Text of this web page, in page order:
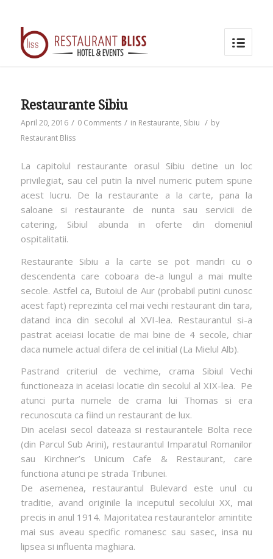
Restaurante Sibiu
April 20, 2016 / 0 Comments / in Restaurante, Sibiu / by
Restaurant Bliss
La capitolul restaurante orasul Sibiu detine un loc
privilegiat, sau cel putin la nivel numeric putem spune
acest lucru. De la restaurante a la carte, pana la
saloane si restaurante de nunta sau servicii de
catering, Sibiul abunda in oferte din domeniul
ospitalitatii.
Restaurante Sibiu a la carte se pot mandri cu o
descendenta care coboara de-a lungul a mai multe
secole. Astfel ca, Butoiul de Aur (probabil putini cunosc
acest fapt) reprezinta cel mai vechi restaurant din tara,
datand inca din secolul al XVI-lea. Restaurantul si-a
pastrat aceiasi locatie de mai bine de 4 secole, chiar
daca numele actual difera de cel initial (La Mielul Alb).
Pastrand criteriul de vechime, crama Sibiul Vechi
functioneaza in aceiasi locatie din secolul al XIX-lea. Pe
atunci purta numele de crama lui Thomas si era
recunoscuta ca fiind un restaurant de lux.
Din acelasi secol dateaza si restaurantele Bolta rece
(din Parcul Sub Arini), restaurantul Imparatul Romanilor
sau Kirchner’s Unicum Cafe & Restaurant, care
functiona atunci pe strada Tribunei.
De asemenea, restaurantul Bulevard este unul cu
traditie, avand originile la inceputul secolului XX, mai
precis in anul 1914. Majoritatea restaurantelor amintite
mai sus aveau specific romanesc sau sasec, insa nu
lipsea si influenta maghiara.